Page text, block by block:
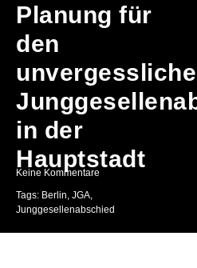
Planung für
den
in der
Hauptstadt
Keine Kommentare
Tags: Berlin JGA
Junggesellenabschied